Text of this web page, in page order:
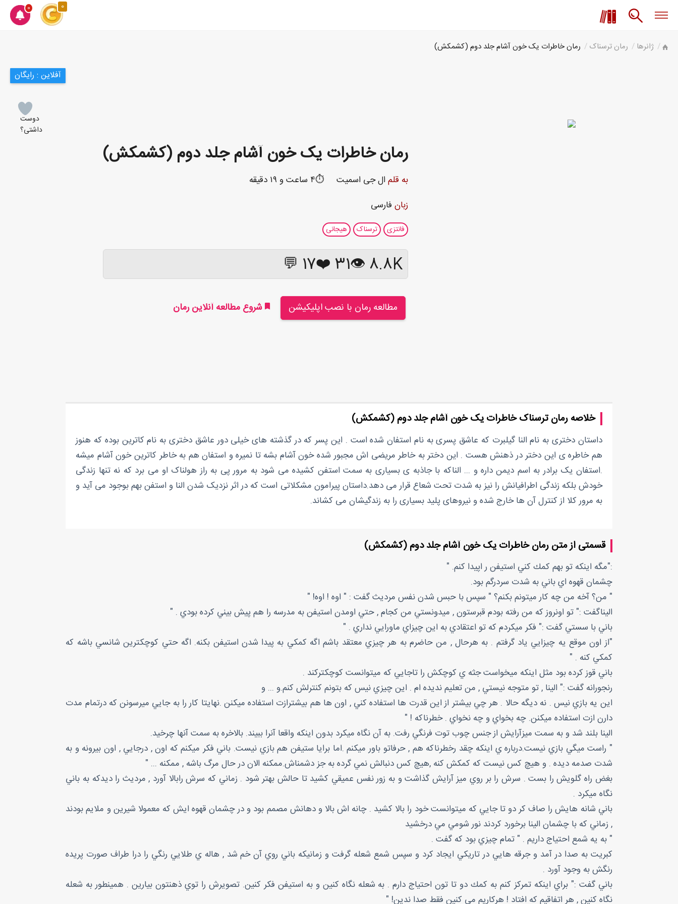
0 0
ژانرها رمان ترسناک رمان خاطرات یک خون آشام جلد دوم (کشمکش)
آفلاین : رایگان
دوست
داشتی؟
رمان خاطرات یک خون آشام جلد دوم (کشمکش)
به قلمال جی اسمیت
⏱️۴ ساعت و ۱۹ دقیقه
زبان فارسی
فانتزی ترسناک هیجانی
8.8K 👁
31
❤️
17 💬
مطالعه رمان با نصب اپلیکیشن شروع مطالعه آنلاین رمان
خلاصه رمان ترسناک خاطرات یک خون آشام جلد دوم (کشمکش)
داستان دختری به نام النا گیلبرت که عاشق پسری به نام استفان شده است . این پسر که در گذشته های خیلی دور عاشق دختری به نام کاترین بوده که هنوز
هم خاطره ی این دختر در ذهنش هست . این دختر به خاطر مریضی اش مجبور شده خون آشام بشه تا نمیره و استفان هم به خاطر کاترین خون آشام میشه
.استفان یک برادر به اسم دیمن داره و ... الناکه با جاذبه ی بسیاری به سمت استفن کشیده می شود به مرور پی به راز هولناک او می برد که نه تنها زندگی
خودش بلکه زندگی اطرافیانش را نیز به شدت تحت شعاع قرار می دهد.داستان پیرامون مشکلاتی است که در اثر نزدیک شدن النا و استفن بهم بوجود می آید و
به مرور کلا از کنترل آن ها خارج شده و نیروهای پلید بسیاری را به زندگیشان می کشاند.
قسمتی از متن رمان خاطرات یک خون آشام جلد دوم (کشمکش)
:"مگه اينكه تو بهم كمك كني استيفن ر اپيدا كنم. "
چشمان قهوه اي باني به شدت سردرگم بود.
" من؟ آخه من چه كار ميتونم بكنم؟ " سپس با حبس شدن نفس مرديث گفت : " اوه ! اوه! "
اليناگفت :" تو اونروز كه من رفته بودم قبرستون , ميدونستي من كجام , حتي اومدن استيفن به مدرسه را هم پيش بيني كرده بودي . "
باني با سستي گفت :" فكر ميكردم كه تو اعتقادي به اين چيزاي ماورايي نداري . "
"از اون موقع يه چيزايي ياد گرفتم . به هرحال , من حاضرم به هر چيزي معتقد باشم اگه كمكي به پيدا شدن استيفن بكنه. اگه حتي كوچكترين شانسي باشه كه
كمكي كنه . "
باني قوز كرده بود مثل اينكه ميخواست جثه ي كوچكش را تاجايي كه ميتوانست كوچكتركند .
رنجورانه گفت :" الينا , تو متوجه نيستي , من تعليم نديده ام . اين چيزي نيس كه بتونم كنترلش كنم.و ... و
اين يه بازي نيس . نه ديگه حالا . هر چي بيشتر از اين قدرت ها استفاده كني , اون ها هم بيشترازت استفاده ميكنن .نهايتا كار را به جايي ميرسونن كه درتمام مدت
دارن ازت استفاده ميكنن. چه بخواي و چه نخواي . خطرناكه ! "
الينا بلند شد و به سمت ميزآرايش از جنس چوب توت فرنگي رفت. به آن نگاه ميكرد بدون اينكه واقعا آنرا ببيند. بالاخره به سمت آنها چرخيد.
" راست ميگي بازي نيست.درباره ي اينكه چقد رخطرناكه هم , حرفاتو باور ميكنم .اما برايا ستيفن هم بازي نيست. باني فكر ميكنم كه اون , درجايي , اون بيرونه و به
شدت صدمه ديده . و هيچ كس نيست كه كمكش كنه ,هيچ كس دنبالش نمي گرده به جز دشمناش.ممكنه الان در حال مرگ باشه , ممكنه ... "
بغض راه گلويش را بست . سرش را بر روي ميز آرايش گذاشت و به زور نفس عميقي كشيد تا حالش بهتر شود . زماني كه سرش رابالا آورد , مرديث را ديدكه به باني
نگاه ميكرد .
باني شانه هايش را صاف كر دو تا جايي كه ميتوانست خود را بالا كشيد . چانه اش بالا و دهانش مصمم بود و در چشمان قهوه ايش كه معمولا شيرين و ملايم بودند
, زماني كه با چشمان الينا برخورد كردند نور شومي مي درخشيد
" به يه شمع احتياج داريم . " تمام چيزي بود كه گفت .
كبريت به صدا در آمد و جرقه هايي در تاريكي ايجاد كرد و سپس شمع شعله گرفت و زمانيكه باني روي آن خم شد , هاله ي طلايي رنگي را درا طراف صورت پريده
رنگش به وجود آورد .
باني گفت :" براي اينكه تمركز كنم به كمك دو تا تون احتياج دارم . به شعله نگاه كنين و به استيفن فكر كنين. تصويرش را توي ذهنتون بيارين . همينطور به شعله
نگاه كنين , هر اتفاقيم كه افتاد ! هركاريم مي كنين فقط صدا ندين! "